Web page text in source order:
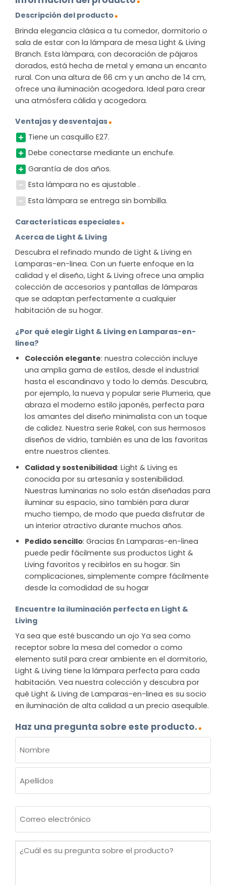
Descripción del producto
Brinda elegancia clásica a tu comedor, dormitorio o
sala de estar con la lámpara de mesa Light & Living
Branch. Esta lámpara, con decoración de pájaros
dorados, está hecha de metal y emana un encanto
rural. Con una altura de 66 cm y un ancho de 14 cm,
ofrece una iluminación acogedora. Ideal para crear
una atmósfera cálida y acogedora.
Ventajas y desventajas
Tiene un casquillo E27.
Debe conectarse mediante un enchufe.
Garantía de dos años.
Esta lámpara no es ajustable .
Esta lámpara se entrega sin bombilla.
Características especiales
Acerca de Light & Living
Descubra el refinado mundo de Light & Living en
Lamparas-en-linea. Con un fuerte enfoque en la
calidad y el diseño, Light & Living ofrece una amplia
colección de accesorios y pantallas de lámparas
que se adaptan perfectamente a cualquier
habitación de su hogar.
¿Por qué elegir Light & Living en Lamparas-en-
linea?
Colección elegante: nuestra colección incluye
una amplia gama de estilos, desde el industrial
hasta el escandinavo y todo lo demás. Descubra,
por ejemplo, la nueva y popular serie Plumeria, que
abraza el moderno estilo japonés, perfecta para
los amantes del diseño minimalista con un toque
de calidez. Nuestra serie Rakel, con sus hermosos
diseños de vidrio, también es una de las favoritas
entre nuestros clientes.
Calidad y sostenibilidad: Light & Living es
conocida por su artesanía y sostenibilidad.
Nuestras luminarias no solo están diseñadas para
iluminar su espacio, sino también para durar
mucho tiempo, de modo que pueda disfrutar de
un interior atractivo durante muchos años.
Pedido sencillo: Gracias En Lamparas-en-linea
puede pedir fácilmente sus productos Light &
Living favoritos y recibirlos en su hogar. Sin
complicaciones, simplemente compre fácilmente
desde la comodidad de su hogar
Encuentre la iluminación perfecta en Light &
Living
Ya sea que esté buscando un ojo Ya sea como
receptor sobre la mesa del comedor o como
elemento sutil para crear ambiente en el dormitorio,
Light & Living tiene la lámpara perfecta para cada
habitación. Vea nuestra colección y descubra por
qué Light & Living de Lamparas-en-linea es su socio
en iluminación de alta calidad a un precio asequible.
Haz una pregunta sobre este producto.
(OBLIGATORIO)
Nombre
electrónico
¿Cuál